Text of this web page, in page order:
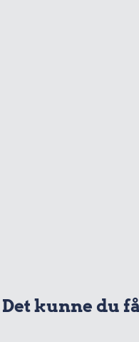
kunne du